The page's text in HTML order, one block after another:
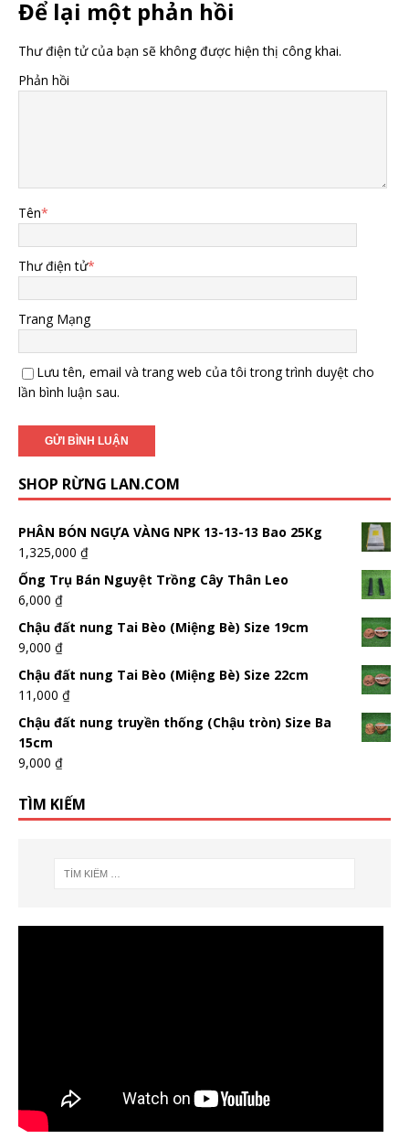
Để lại một phản hồi
Thư điện tử của bạn sẽ không được hiện thị công khai.
Phản hồi
Tên*
Thư điện tử*
Trang Mạng
Lưu tên, email và trang web của tôi trong trình duyệt cho
lần bình luận sau.
SHOP RỪNG LAN.COM
PHÂN BÓN NGỰA VÀNG NPK 13-13-13 Bao 25Kg
1,325,000 ₫
Ống Trụ Bán Nguyệt Trồng Cây Thân Leo
6,000 ₫
Chậu đất nung Tai Bèo (Miệng Bè) Size 19cm
9,000 ₫
Chậu đất nung Tai Bèo (Miệng Bè) Size 22cm
11,000 ₫
Chậu đất nung truyền thống (Chậu tròn) Size Ba
15cm
9,000 ₫
TÌM KIẾM